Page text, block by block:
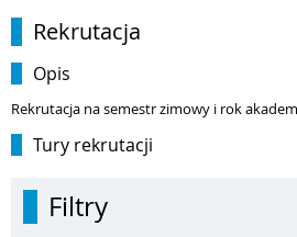
Rekrutacja
Opis
Rekrutacja na semestr zimowy i rok
Tury rekrutacji
Filtry